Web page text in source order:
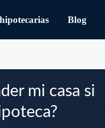
Blog
mi casa si